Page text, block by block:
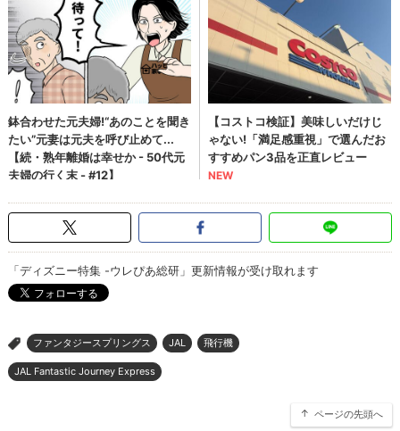
「ディズニー特集 -ウレぴあ総研」更新情報が受け取れます
> ファンタジースプリングス JAL 飛行機
JAL Fantastic Journey Express
ページの先頭へ